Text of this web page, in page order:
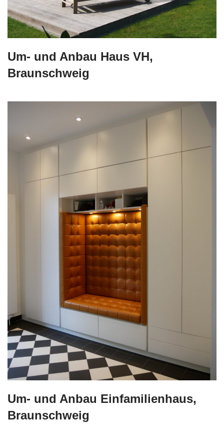
Um- und Anbau Haus VH,
Braunschweig
Um- und Anbau Einfamilienhaus,
Braunschweig